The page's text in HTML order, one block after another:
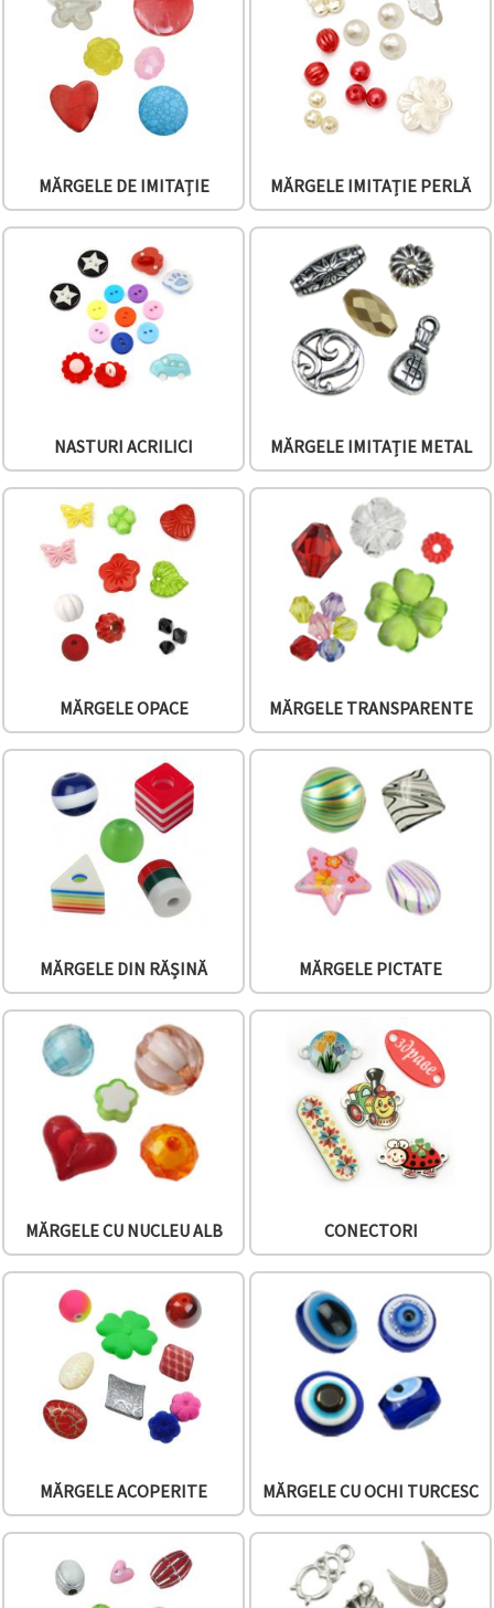
Puteți fi de
cookie -
urile făcând
preferințele
în setări
selectând
făcând clic
pe butonul
Аcceptati
Setări
MĂRGELE DE IMITAȚIE MĂRGELE IMITAȚIE PERLĂ
NASTURI ACRILICI MĂRGELE IMITAȚIE METAL
MĂRGELE OPACE MĂRGELE TRANSPARENTE
MĂRGELE DIN RĂȘINĂ MĂRGELE PICTATE
MĂRGELE CU NUCLEU ALB CONECTORI
MĂRGELE ACOPERITE MĂRGELE CU OCHI TURCESC